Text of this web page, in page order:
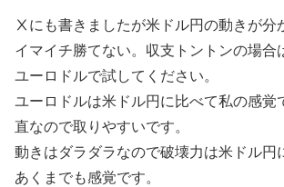
Ⅹにも書きましたが米ドル円の動きが分
イマイチ勝てない。収支トントンの場合
ユーロドルで試してください。
ユーロドルは米ドル円に比べて私の感覚
直なので取りやすいです。
動きはダラダラなので破壊力は米ドル円
あくまでも感覚です。